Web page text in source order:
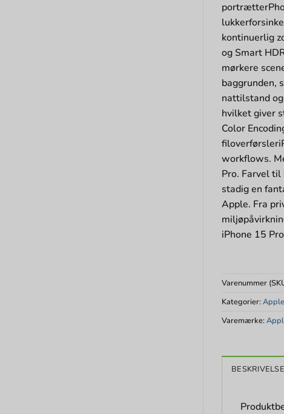
kontinuerlig
og Smart
mørkere
baggrunden,
nattilstand
hvilket giver
Color
workflows.
Pro. Farvel
stadig en
Apple. Fra
iPhone 15
Varenummer
Kategorier:Apple
Varemærke:
BESKRIVELSE